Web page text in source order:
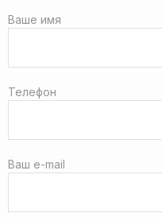
Ваше имя
Телефон
Ваш e-mail